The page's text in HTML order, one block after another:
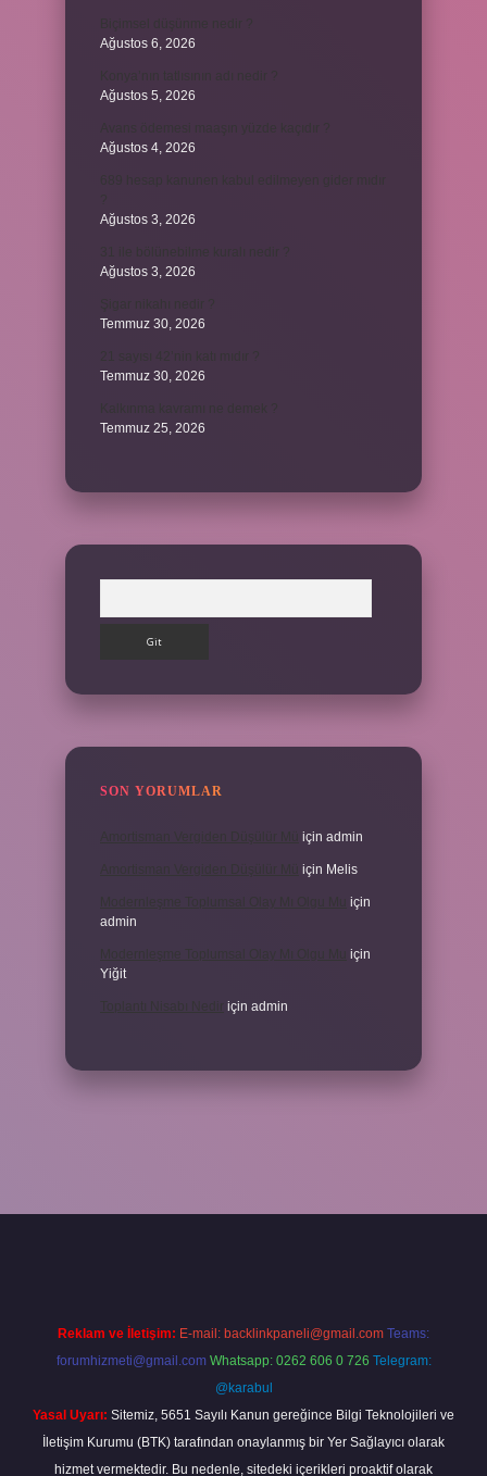
Ağustos 6, 2026
Ağustos 5, 2026
Ağustos 4, 2026
Ağustos 3, 2026
Ağustos 3, 2026
Temmuz 30, 2026
Temmuz 30, 2026
Temmuz 25, 2026
SON YORUMLAR
için admin
için Melis
için
admin
için
Yiğit
için admin
Reklam ve İletişim: E-mail: backlinkpaneli@gmail.com Teams:
forumhizmeti@gmail.com Whatsapp: 0262 606 0 726 Telegram:
@karabul
Yasal Uyarı: Sitemiz, 5651 Sayılı Kanun gereğince Bilgi Teknolojileri ve
İletişim Kurumu (BTK) tarafından onaylanmış bir Yer Sağlayıcı olarak
hizmet vermektedir. Bu nedenle, sitedeki içerikleri proaktif olarak